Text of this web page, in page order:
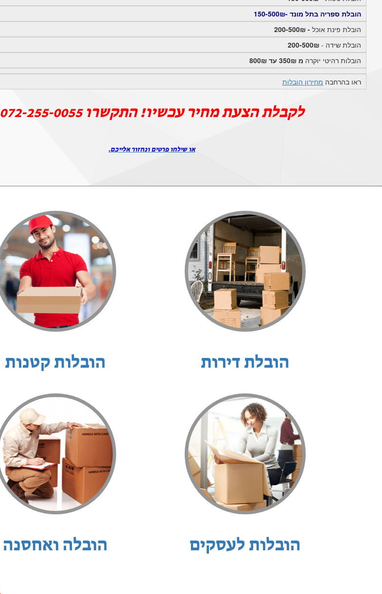
הובלת ספריה בתל מונד -150-500₪
הובלת פינת אוכל - 200-500₪
הובלת שידה - 200-500₪
הובלות רהיטי יוקרה מ 350₪ עד 800₪
ראו בהרחבה מחירון הובלות
לקבלת הצעת מחיר עכשיו! התקשרו072-255-0055
או שילחו פרטים ונחזור אלייכם.
הובלות קטנות הובלת דירות
הובלה ואחסנה הובלות לעסקים